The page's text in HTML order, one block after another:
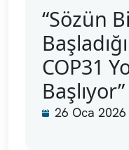
“Sözün
COP31
Başlıyor”
26 Oca 2026